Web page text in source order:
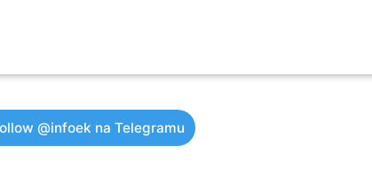
@infoek na Telegramu